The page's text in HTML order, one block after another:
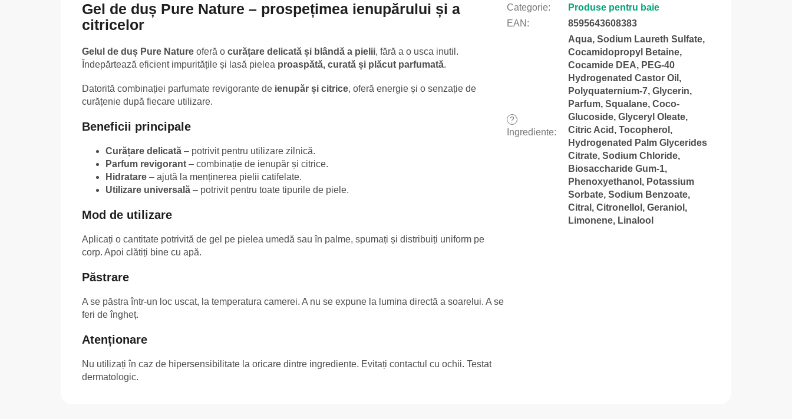
Gel de duș Pure Nature – prospețimea ienupărului și a
citricelor
Gelul de duș Pure Nature oferă o curățare delicată și blândă a pielii, fără a o usca inutil.
Îndepărtează eficient impuritățile și lasă pielea proaspătă, curată și plăcut parfumată.
Datorită combinației parfumate revigorante de ienupăr și citrice, oferă energie și o senzație de
curățenie după fiecare utilizare.
Beneficii principale
Curățare delicată – potrivit pentru utilizare zilnică.
Parfum revigorant – combinație de ienupăr și citrice.
Hidratare – ajută la menținerea pielii catifelate.
Utilizare universală – potrivit pentru toate tipurile de piele.
Mod de utilizare
Aplicați o cantitate potrivită de gel pe pielea umedă sau în palme, spumați și distribuiți uniform pe
corp. Apoi clătiți bine cu apă.
Păstrare
A se păstra într-un loc uscat, la temperatura camerei. A nu se expune la lumina directă a soarelui. A se
feri de îngheț.
Atenționare
Nu utilizați în caz de hipersensibilitate la oricare dintre ingrediente. Evitați contactul cu ochii. Testat
dermatologic.
Categorie:
Produse pentru baie
EAN : 8595643608383
?
Ingrediente:
Aqua, Sodium Laureth Sulfate,
Cocamidopropyl Betaine,
Cocamide DEA, PEG-40
Hydrogenated Castor Oil,
Polyquaternium-7, Glycerin,
Parfum, Squalane, Coco-
Glucoside, Glyceryl Oleate,
Citric Acid, Tocopherol,
Hydrogenated Palm Glycerides
Citrate, Sodium Chloride,
Biosaccharide Gum-1,
Phenoxyethanol, Potassium
Sorbate, Sodium Benzoate,
Citral, Citronellol, Geraniol,
Limonene, Linalool